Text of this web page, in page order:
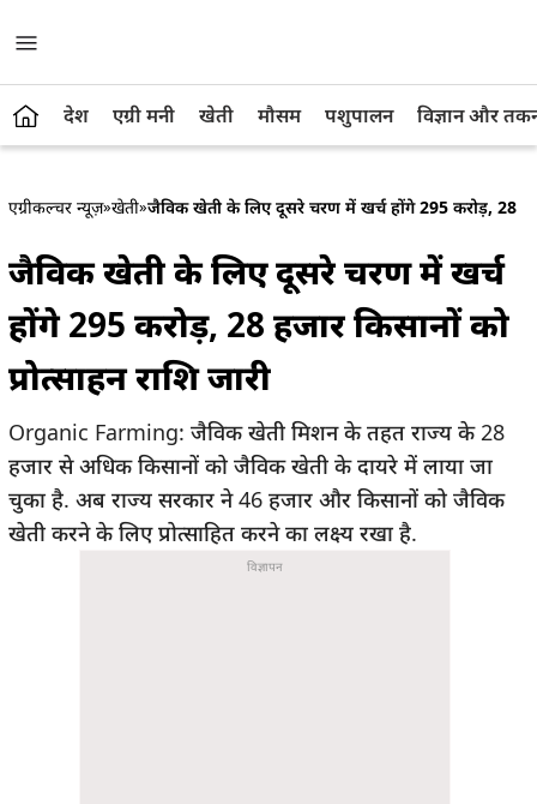
देश एग्री मनी खेती मौसम पशुपालन विज्ञान और
एग्रीकल्चर न्यूज़»खेती»जैविक खेती के लिए दूसरे चरण में खर्च होंगे 295 करोड़, 28
जैविक खेती के लिए दूसरे चरण में खर्च
होंगे 295 करोड़, 28 हजार किसानों को
प्रोत्साहन राशि जारी
Organic Farming: जैविक खेती मिशन के तहत राज्य के 28
हजार से अधिक किसानों को जैविक खेती के दायरे में लाया जा
चुका है. अब राज्य सरकार ने 46 हजार और किसानों को जैविक
खेती करने के लिए प्रोत्साहित करने का लक्ष्य रखा है.